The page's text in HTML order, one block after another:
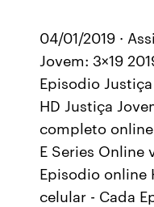
04/01/2019 ·
Jovem: 3×19
Episodio
HD Justiça
completo
E Series Online
Episodio online
celular - Cada